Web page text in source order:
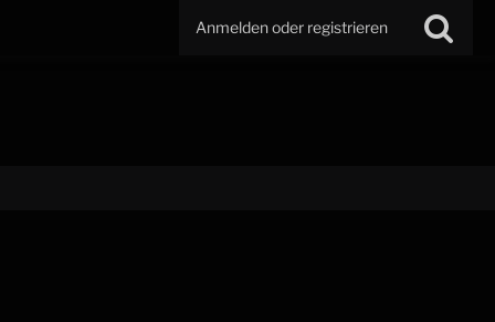
Anmelden oder registrieren